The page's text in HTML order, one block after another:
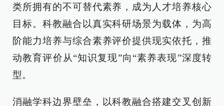
类所拥有的不可替代素养，成为人才培养核心
目标。科教融合以真实科研场景为载体，为高
阶能力培养与综合素养评价提供现实依托，推
动教育评价从“知识复现”向“素养表现”深度转
型。
消融学科边界壁垒，以科教融合搭建交叉创新